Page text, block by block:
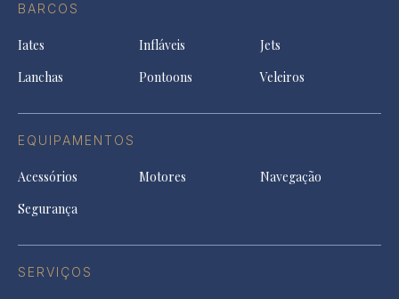
BARCOS
Iates Infláveis
Jets
Lanchas
Pontoons Veleiros
EQUIPAMENTOS
Acessórios Motores
Navegação
Segurança
SERVIÇOS